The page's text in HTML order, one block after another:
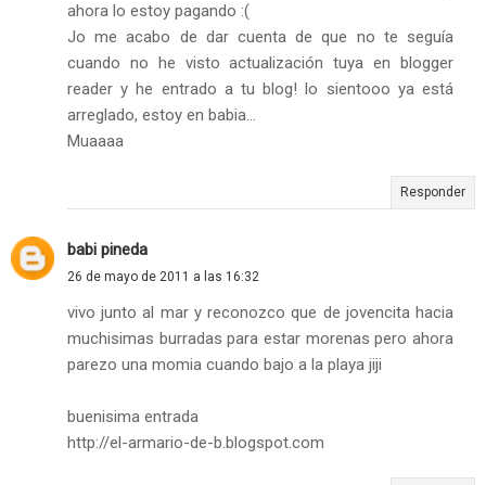
ahora lo estoy pagando :(
Jo me acabo de dar cuenta de que no te seguía
cuando no he visto actualización tuya en blogger
reader y he entrado a tu blog! lo sientooo ya está
arreglado, estoy en babia...
Muaaaa
Responder
babi pineda
26 de mayo de 2011 a las 16:32
vivo junto al mar y reconozco que de jovencita hacia
muchisimas burradas para estar morenas pero ahora
parezo una momia cuando bajo a la playa jiji
buenisima entrada
http://el-armario-de-b.blogspot.com